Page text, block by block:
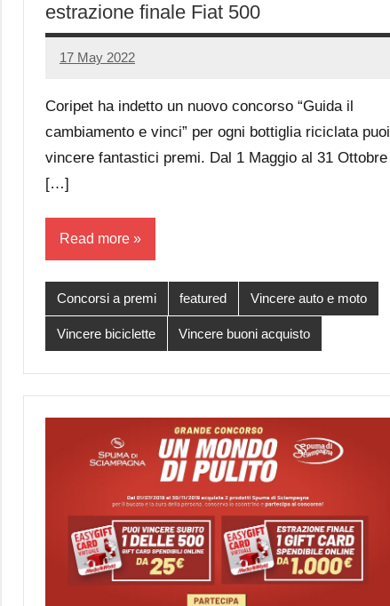
estrazione finale Fiat 500
17 May 2022
Luca
No
Coripet ha indetto un nuovo concorso “Guida il
cambiamento e vinci” per ogni bottiglia riciclata puoi
vincere fantastici premi. Dal 1 Maggio al 31 Ottobre
[…]
Read more
Concorsi a premi featured Vincere auto e moto
Vincere biciclette Vincere buoni acquisto